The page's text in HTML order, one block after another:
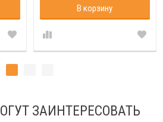
В корзину
ЗАИНТЕРЕСОВАТЬ